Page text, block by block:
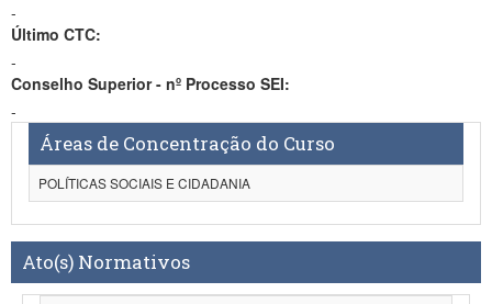
-
Último CTC:
-
Conselho Superior - nº Processo SEI:
-
Áreas de Concentração do Curso
POLÍTICAS SOCIAIS E CIDADANIA
Ato(s) Normativos